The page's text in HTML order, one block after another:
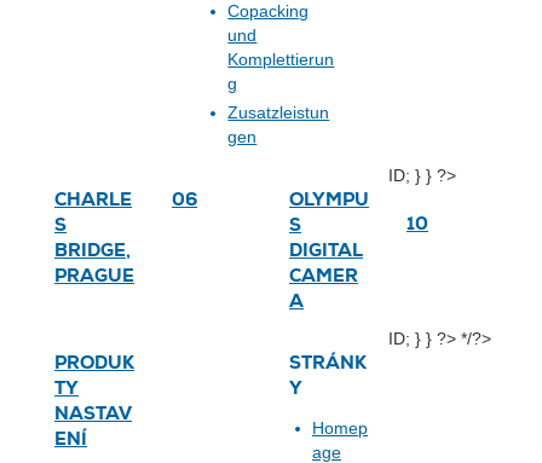
Copacking
und
Komplettierun
g
Zusatzleistun
gen
ID; } } ?>
CHARLE
S
BRIDGE,
PRAGUE
06
OLYMPU
S
DIGITAL
CAMER
A
10
PRODUK
TY
NASTAV
ENÍ
ID; } } ?>
STRÁNK
Y
Homep
age
*/?>